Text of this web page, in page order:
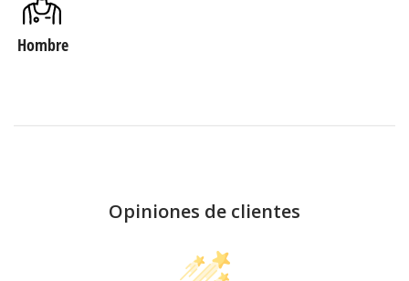
Hombre
Opiniones de clientes